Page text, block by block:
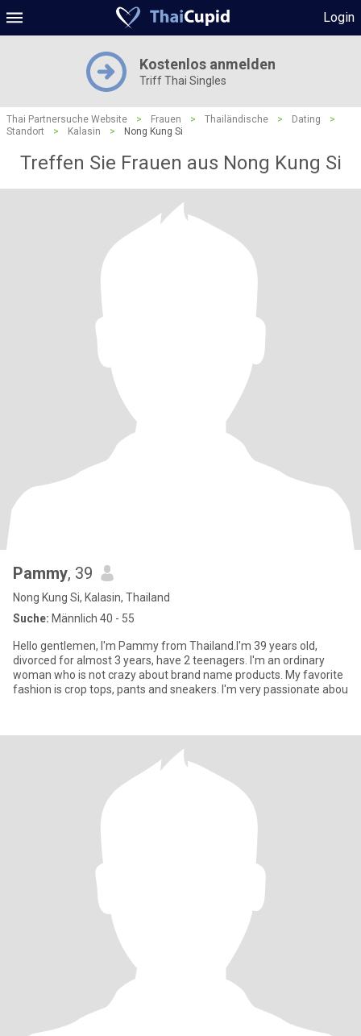
Login
Kostenlos anmelden
Triff Thai Singles
Thai Partnersuche Website > Frauen > Thailändische > Dating
>
Standort
> Kalasin > Nong Kung Si
Treffen Sie Frauen aus Nong Kung Si
Pammy, 39
Nong Kung Si, Kalasin, Thailand
Suche: Männlich 40 - 55
Hello gentlemen, I'm Pammy from Thailand.I'm 39 years old,
divorced for almost 3 years, have 2 teenagers. I'm an ordinary
woman who is not crazy about brand name products. My favorite
fashion is crop tops, pants and sneakers. I'm very passionate abou